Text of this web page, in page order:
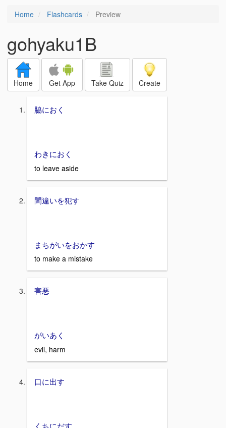
Home Flashcards Preview
gohyaku1B
Home Get App Take Quiz Create
脇におく
わきにおく
to leave aside
間違いを犯す
まちがいをおかす
to make a mistake
害悪
がいあく
evil, harm
口に出す
くちにだす